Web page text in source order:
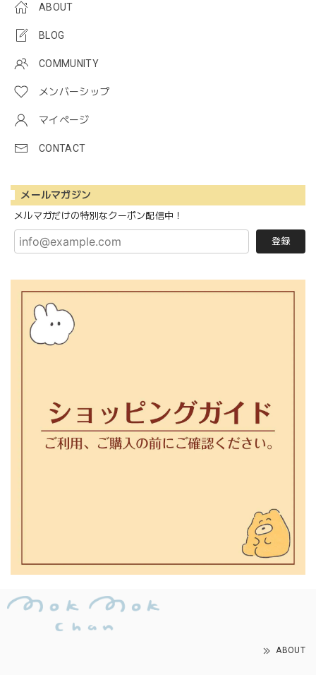
ABOUT
BLOG
COMMUNITY
メンバーシップ
マイページ
CONTACT
メールマガジン
メルマガだけの特別なクーポン配信中！
登録
ABOUT